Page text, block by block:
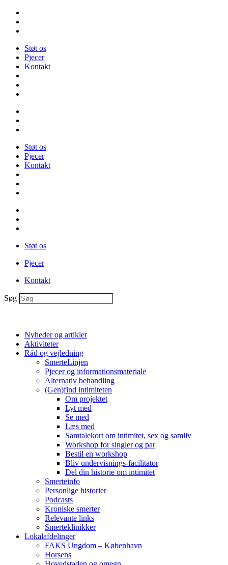
Videre
indhold
Støt os
Pjecer
Kontakt
Støt os
Pjecer
Kontakt
Støt os
Pjecer
Kontakt
Søg
Nyheder og artikler
Aktiviteter
Råd og vejledning
SmerteLinjen
Pjecer og informationsmateriale
Alternativ behandling
(Gen)find intimiteten
Om projektet
Lyt med
Se med
Læs med
Samtalekort om intimitet, sex og samliv
Workshop for singler og par
Bestil en workshop
Bliv undervisnings-facilitator
Del din historie om intimitet
Smerteinfo
Personlige historier
Podcasts
Kroniske smerter
Relevante links
Smerteklinikker
Lokalafdelinger
FAKS Ungdom – København
Horsens